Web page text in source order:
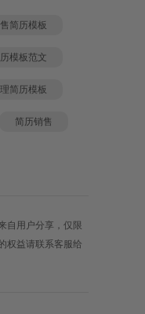
简历模板
模板范文
简历模板
简历销售
自用户分享，仅限
权益请联系客服给